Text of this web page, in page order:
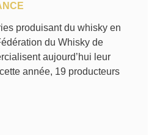
produisant du whisky en
du Whisky de
aujourd’hui leur
année, 19 producteurs